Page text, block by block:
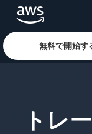
無料で開始す
トレ